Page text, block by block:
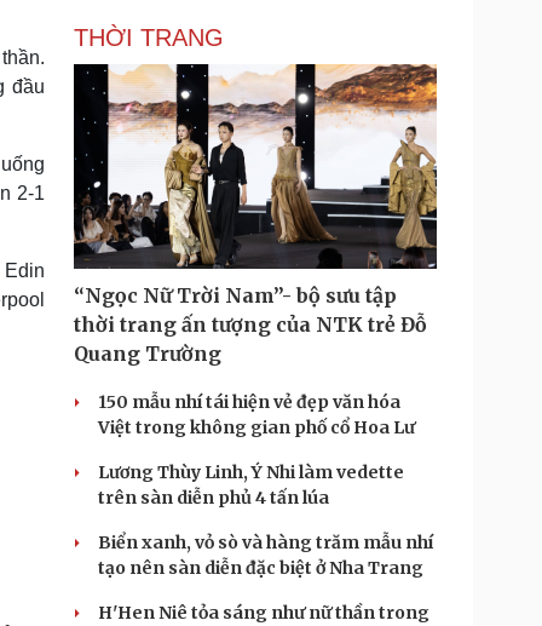
đầu
2-1
Edin
THỜI TRANG
“Ngọc Nữ Trời Nam”- bộ sưu tập
thời trang ấn tượng của NTK trẻ Đỗ
Quang Trường
150 mẫu nhí tái hiện vẻ đẹp văn hóa
Việt trong không gian phố cổ Hoa Lư
Lương Thùy Linh, Ý Nhi làm vedette
trên sàn diễn phủ 4 tấn lúa
Biển xanh, vỏ sò và hàng trăm mẫu nhí
tạo nên sàn diễn đặc biệt ở Nha Trang
H'Hen Niê tỏa sáng như nữ thần trong